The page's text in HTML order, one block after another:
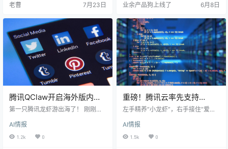
又把技术来源拉进政策战。我越来
聪明，还看谁能把芯片、网络、资
金和规则拧成可持续的系统。 一起
来看看这两天发生的AI和互联网赛道
的大事件吧！ 📌 今日AI互联网大事
件速览…
老曹 7月23日
入。 写在开头 目前很多开发者都在
开发，所以我们快速搭好了三个开
箱即用的小程序 SKILL 模板。 todol
ist-skill（…
业余产品狗上线了 6月8日
腾讯QClaw开启海外版内测
（内含邀请码）
第一只腾讯龙虾游出海了！ 刚刚，
这次出海，QClaw 延续了国内版本
的极简基因：零门槛、免部署、下
载即用。同时支持 WhatsApp、Tel
AI情报
1.2k 0
重磅！腾讯云率先支持
Hermes Agent云端快速部
左手精养“小龙虾”，右手接住“爱马
ghthouse率先上线Hermes Agent专
属应用模板，支持云端一键快速部
署（企业级ClawPro产品也将在本
AI情报
1.5k 0